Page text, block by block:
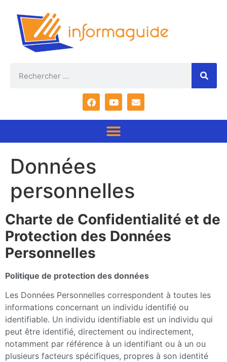
Données
personnelles
Charte de Confidentialité et de
Protection des Données
Personnelles
Politique de protection des données
Les Données Personnelles correspondent à toutes les
informations concernant un individu identifié ou
identifiable. Un individu identifiable est un individu qui
peut être identifié, directement ou indirectement,
notamment par référence à un identifiant ou à un ou
plusieurs facteurs spécifiques, propres à son identité